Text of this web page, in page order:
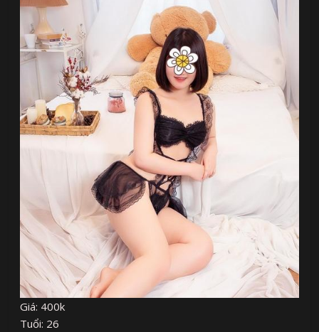
Giá: 400k
Tuổi: 26